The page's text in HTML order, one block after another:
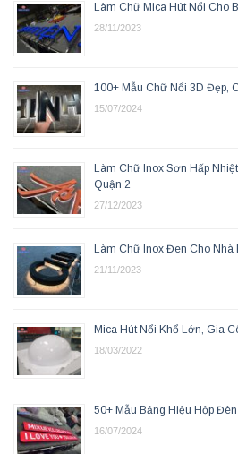
Làm Chữ Mica Hút Nổi Cho
28/11/2023
100+ Mẫu Chữ Nổi 3D Đẹp,
15/07/2024
Làm Chữ Inox Sơn Hấp
Quận 2
27/12/2023
Làm Chữ Inox Đen Cho Nhà
21/11/2023
Mica Hút Nổi Khổ Lớn, Gia
18/03/2022
50+ Mẫu Bảng Hiệu Hộp
16/07/2024